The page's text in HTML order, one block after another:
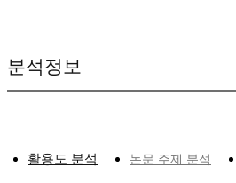
분석정보
활용도 분석 논문 주제 분석